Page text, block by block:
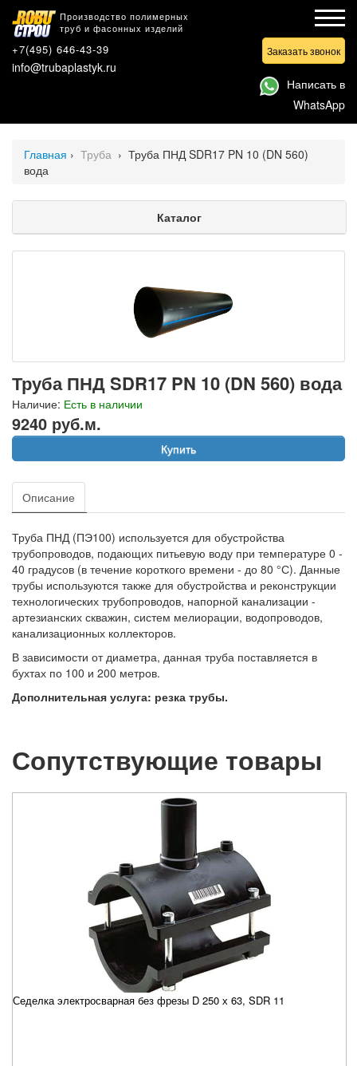
Производство полимерных
труб и фасонных изделий
+7(495) 646-43-39
info@trubaplastyk.ru
Заказать звонок
Написать в
WhatsApp
Главная › Труба › Труба ПНД SDR17 PN 10 (DN 560)
вода
Каталог
Описание
Труба ПНД (ПЭ100) используется для обустройства
трубопроводов, подающих питьевую воду при температуре 0 -
40 градусов (в течение короткого времени - до 80 °С). Данные
трубы используются также для обустройства и реконструкции
технологических трубопроводов, напорной канализации -
артезианских скважин, систем мелиорации, водопроводов,
канализационных коллекторов.
В зависимости от диаметра, данная труба поставляется в
бухтах по 100 и 200 метров.
Дополнительная услуга: резка трубы.
Труба ПНД SDR17 PN 10 (DN 560) вода
Наличие: Есть в наличии
9240 руб.м.
Купить
Сопутствующие товары
Седелка электросварная без фрезы D 250 х 63, SDR 11